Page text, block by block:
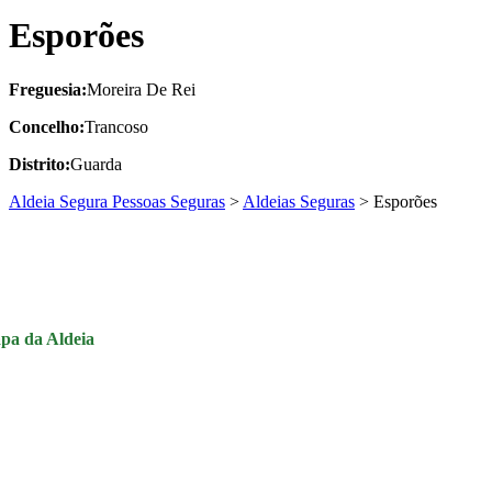
Esporões
Freguesia:Moreira De Rei
Concelho:Trancoso
Distrito:Guarda
Aldeia Segura Pessoas Seguras > Aldeias Seguras > Esporões
da Aldeia